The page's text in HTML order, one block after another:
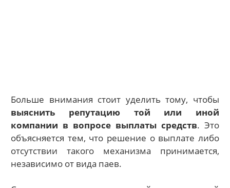
Больше внимания стоит уделить тому, чтобы
выяснить репутацию той или иной
компании в вопросе выплаты средств. Это
объясняется тем, что решение о выплате либо
отсутствии такого механизма принимается,
независимо от вида паев.